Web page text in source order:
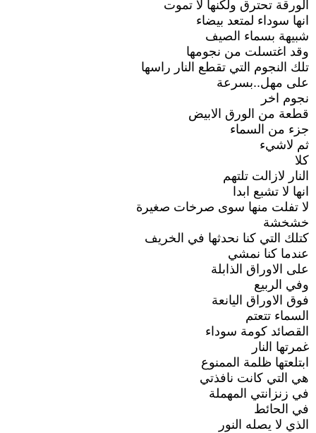
الورقة تحترق ولكنها لا تموت
انها سوداء لمتعد بيضاء
شبيهة بسماء الصيف
وقد اغتسلت من نجومها
تلك النجوم التي تقطع النار راسها
على مهل..بسرعة
نجوم اخر
قطعة من الورق الابيض
جزء من السماء
ثم لاشيء
كلا
النار لازالت تلتهم
انها لا تشبع ابدا
لا تفلت منها سوى صرخات صغيرة
خشخشة
كتلك التي كنا نحدثها في الخريف
عندما كنا نمشي
على الاوراق الذابلة
وفي الربيع
فوق الاوراق اليانعة
السماء تتعتم
القصائد كومة سوداء
غمرتها النار
ابتلعتها ظلمة الممنوع
هي التي كانت نافذتي
في زنزانتي المهملة
في الحائط
الذي لا يصله النور